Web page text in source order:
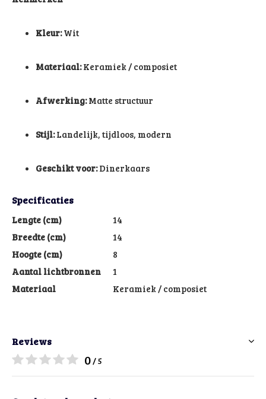
Kleur:Wit
Materiaal:Keramiek / composiet
Afwerking:Matte structuur
Stijl:Landelijk, tijdloos, modern
Geschikt voor:Dinerkaars
Specificaties
Lengte (cm)
14
Breedte (cm)
14
Hoogte (cm)
8
Aantal lichtbronnen
1
Materiaal
Keramiek / composiet
Reviews
0/ 5